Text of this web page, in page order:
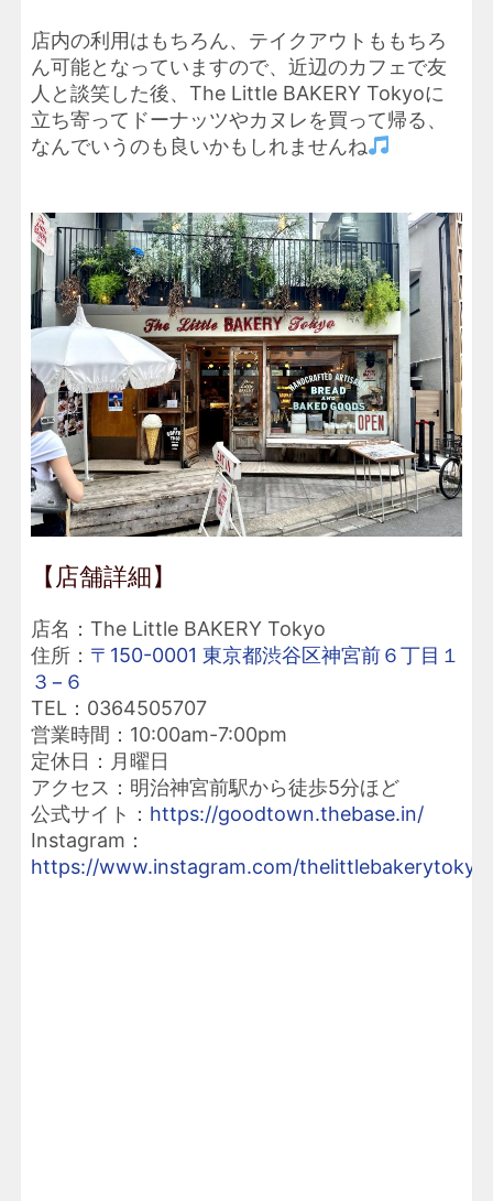
店内の利用はもちろん、テイクアウトももちろ
ん可能となっていますので、近辺のカフェで友
人と談笑した後、The Little BAKERY Tokyoに
立ち寄ってドーナッツやカヌレを買って帰る、
なんでいうのも良いかもしれませんね
【店舗詳細】
店名：The Little BAKERY Tokyo
住所： 〒150-0001 東京都渋谷区神宮前６丁目１
３−６
TEL：0364505707
営業時間：10:00am-7:00pm
定休日：月曜日
アクセス：明治神宮前駅から徒歩5分ほど
公式サイト： https://goodtown.thebase.in/
Instagram：
https://www.instagram.com/thelittlebakerytokyo/